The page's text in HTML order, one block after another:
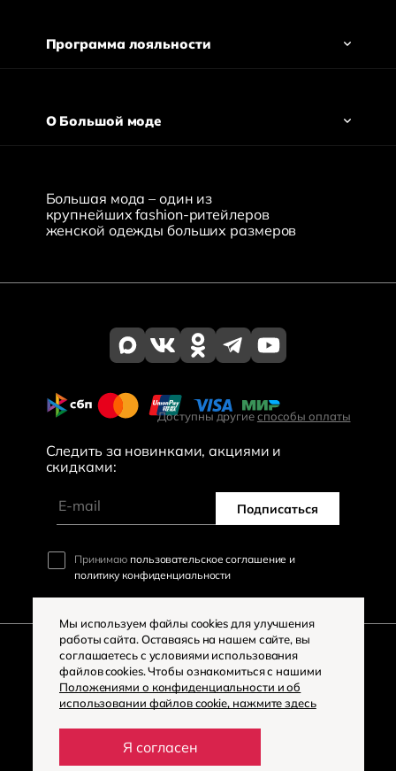
Мы используем файлы cookies для улучшения
работы сайта. Оставаясь на нашем сайте, вы
соглашаетесь с условиями использования
файлов cookies. Чтобы ознакомиться с нашими
Положениями о конфиденциальности и об
использовании файлов cookie, нажмите здесь
Я согласен
Программа лояльности
О Большой моде
Большая мода – один из
крупнейших fashion-ритейлеров
женской одежды больших размеров
Следить за новинками, акциями и
скидками:
Подписаться
Принимаю пользовательское соглашение и
политику конфиденциальности
Доступны другиеспособы оплаты
Политика конфиденциальности
Разработка сайта -
2026 «Большая Мода»